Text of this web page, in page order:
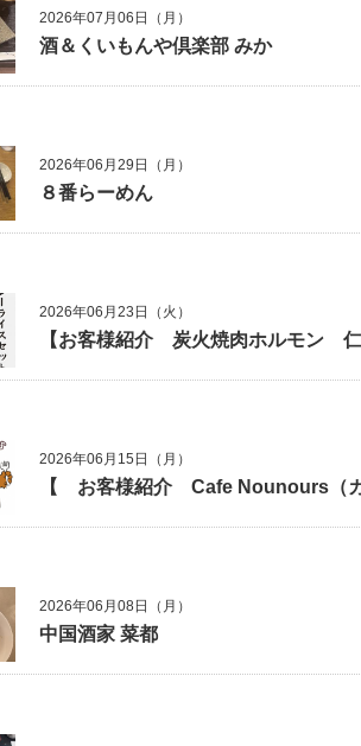
2026年07月06日（月）
酒＆くいもんや倶楽部 みか
2026年06月29日（月）
８番らーめん
2026年06月23日（火）
【お客様紹介 炭火焼肉ホルモン
2026年06月15日（月）
【 お客様紹介 Cafe Nounours（
2026年06月08日（月）
中国酒家 菜都